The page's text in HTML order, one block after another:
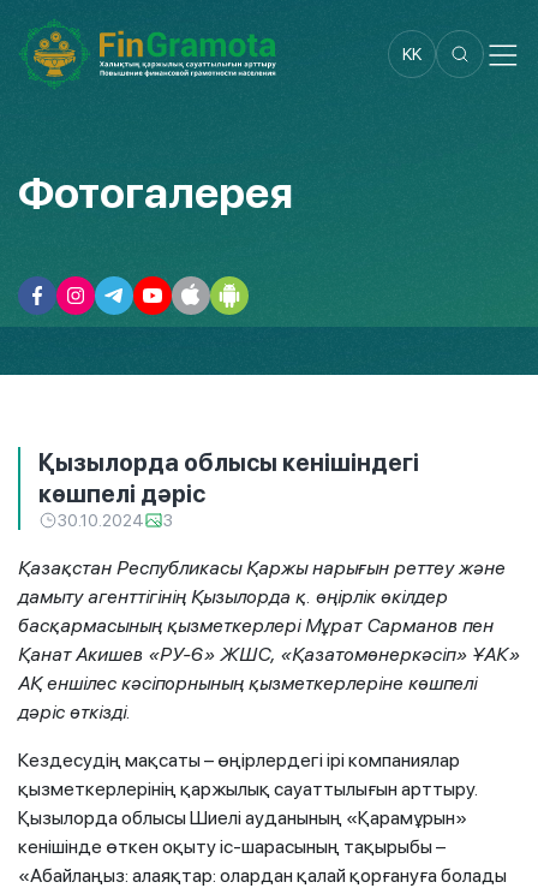
KK
Фотогалерея
Қызылорда облысы кенішіндегі
көшпелі дәріс
30.10.2024 3
Қазақстан Республикасы Қаржы нарығын реттеу және
дамыту агенттігінің Қызылорда қ. өңірлік өкілдер
басқармасының қызметкерлері Мұрат Сарманов пен
ҚанатАкишев «РУ-6» ЖШС, «Қазатомөнеркәсіп» ҰАК»
АҚ еншілес кәсіпорнының қызметкерлеріне көшпелі
дәріс өткізді.
Кездесудің мақсаты – өңірлердегі ірі компаниялар
қызметкерлерінің қаржылық сауаттылығын арттыру.
Қызылорда облысы Шиелі ауданының «Қарамұрын»
кенішінде өткен оқыту іс-шарасының тақырыбы –
«Абайлаңыз: алаяқтар: олардан қалай қорғануға болады